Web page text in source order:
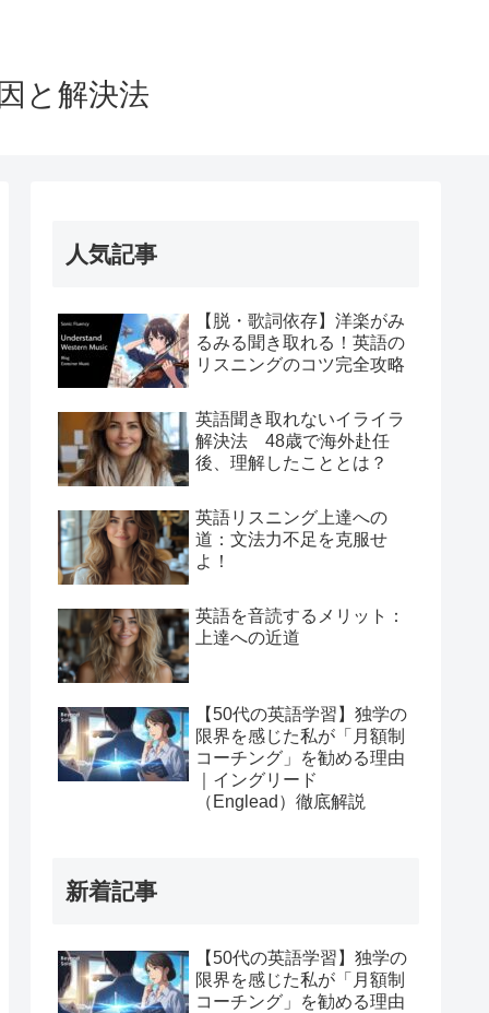
と解決法
人気記事
【脱・歌詞依存】洋楽がみ
るみる聞き取れる！英語の
リスニングのコツ完全攻略
英語聞き取れないイライラ
解決法 48歳で海外赴任
後、理解したこととは？
英語リスニング上達への
道：文法力不足を克服せ
よ！
英語を音読するメリット：
上達への近道
【50代の英語学習】独学の
限界を感じた私が「月額制
コーチング」を勧める理由
｜イングリード
（Englead）徹底解説
新着記事
【50代の英語学習】独学の
限界を感じた私が「月額制
コーチング」を勧める理由